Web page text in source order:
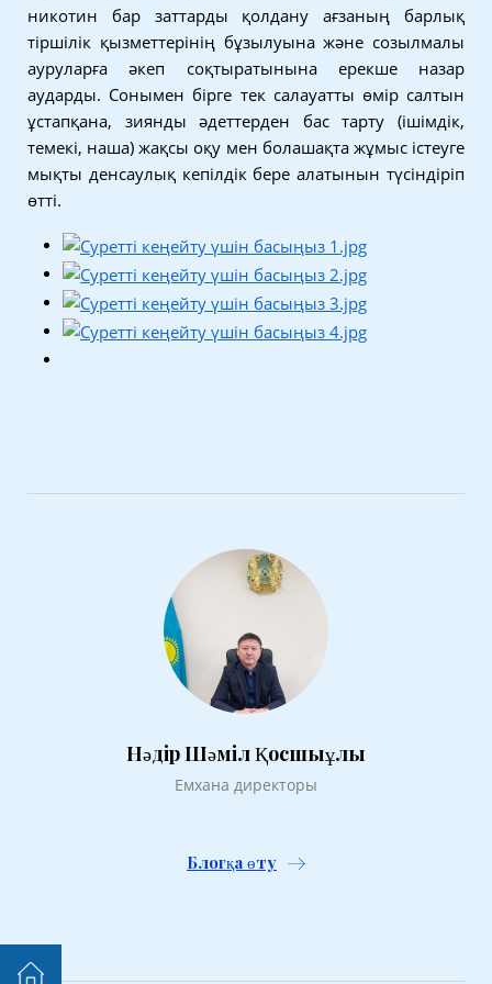
никотин бар заттарды қолдану ағзаның барлық
тіршілік қызметтерінің бұзылуына және созылмалы
ауруларға әкеп соқтыратынына ерекше назар
аударды. Сонымен бірге тек салауатты өмір салтын
ұстапқана, зиянды әдеттерден бас тарту (ішімдік,
темекі, наша) жақсы оқу мен болашақта жұмыс істеуге
мықты денсаулық кепілдік бере алатынын түсіндіріп
өтті.
Нәдір Шәміл Қосшыұлы
Емхана директоры
Блогқа өту